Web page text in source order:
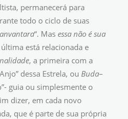
permanecerá para
todo o ciclo de suas
“. Mas essa não é sua
última está relacionada e
, a primeira com a
dessa Estrela, ou Buda–
guia ou simplesmente o
dizer, em cada novo
que é parte de sua própria